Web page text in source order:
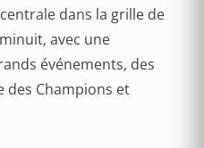
dans la grille de
avec une
événements, des
des Champions et